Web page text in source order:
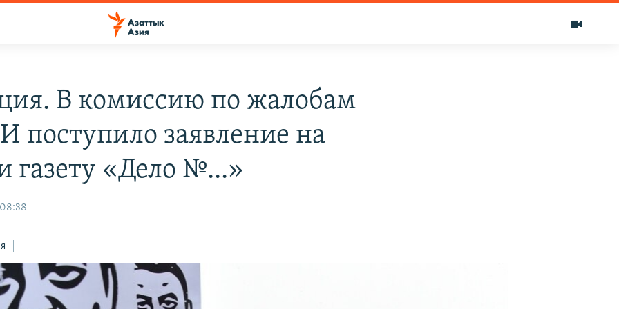
В комиссию по жалобам
поступило заявление на
газету «Дело №...»